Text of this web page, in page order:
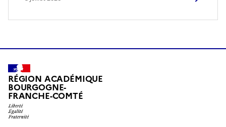
RÉGION ACADÉMIQUE
BOURGOGNE-
FRANCHE-COMTÉ